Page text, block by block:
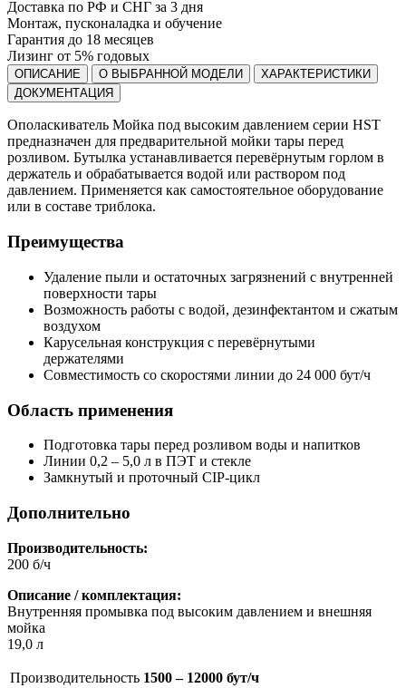
Доставка по РФ и СНГ за 3 дня
Монтаж, пусконаладка и обучение
Гарантия до 18 месяцев
Лизинг от 5% годовых
ОПИСАНИЕ О ВЫБРАННОЙ МОДЕЛИ
ХАРАКТЕРИСТИКИ
ДОКУМЕНТАЦИЯ
Ополаскиватель Мойка под высоким давлением серии HST
предназначен для предварительной мойки тары перед
розливом. Бутылка устанавливается перевёрнутым горлом в
держатель и обрабатывается водой или раствором под
давлением. Применяется как самостоятельное оборудование
или в составе триблока.
Преимущества
Удаление пыли и остаточных загрязнений с внутренней
поверхности тары
Возможность работы с водой, дезинфектантом и сжатым
воздухом
Карусельная конструкция с перевёрнутыми
держателями
Совместимость со скоростями линии до 24 000 бут/ч
Область применения
Подготовка тары перед розливом воды и напитков
Линии 0,2 – 5,0 л в ПЭТ и стекле
Замкнутый и проточный CIP-цикл
Дополнительно
Производительность:
200 б/ч
Описание / комплектация:
Внутренняя промывка под высоким давлением и внешняя
мойка
19,0 л
Производительность 1500 – 12000 бут/ч